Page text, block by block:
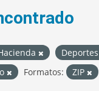
Deportes
Formatos: ZIP